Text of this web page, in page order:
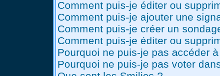
Comment puis-je éditer ou
Comment puis-je ajouter une
Comment puis-je créer un
Comment puis-je éditer ou
Pourquoi ne puis-je pas accéder
Pourquoi ne puis-je pas voter